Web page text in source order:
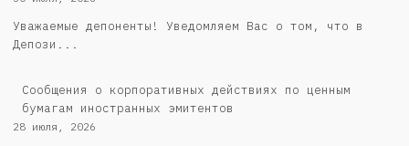
Уважаемые депоненты! Уведомляем Вас о том, что в
Депози...
Сообщения о корпоративных действиях по ценным
бумагам иностранных эмитентов
28 июля, 2026